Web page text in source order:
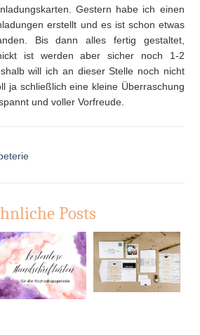
Gestern habe ich einen
erstellt und es ist schon etwas
Bis dann alles fertig gestaltet,
ist werden aber sicher noch 1-2
will ich an dieser Stelle noch nicht
ja schließlich eine kleine Überraschung
und voller Vorfreude.
Posts